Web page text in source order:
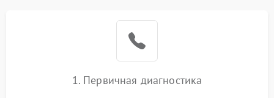
1000 ₽
Повреждение разъемов
800 ₽ Подробнее →
1. Первичная диагностика